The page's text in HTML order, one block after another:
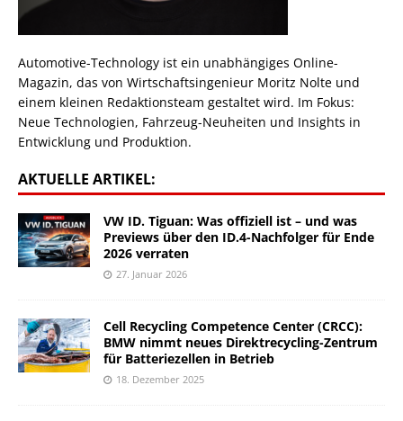
Automotive-Technology ist ein unabhängiges Online-
Magazin, das von Wirtschaftsingenieur Moritz Nolte und
einem kleinen Redaktionsteam gestaltet wird. Im Fokus:
Neue Technologien, Fahrzeug-Neuheiten und Insights in
Entwicklung und Produktion.
AKTUELLE ARTIKEL:
VW ID. Tiguan: Was offiziell ist – und was
Previews über den ID.4-Nachfolger für Ende
2026 verraten
27. Januar 2026
Cell Recycling Competence Center (CRCC):
BMW nimmt neues Direktrecycling-Zentrum
für Batteriezellen in Betrieb
18. Dezember 2025